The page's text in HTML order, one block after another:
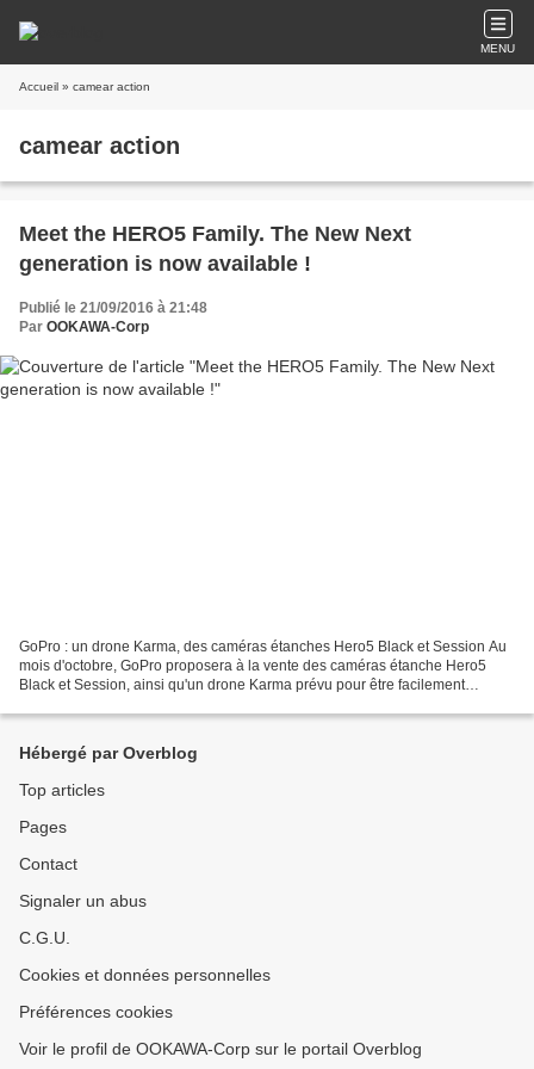
MENU
Accueil » camear action
camear action
Meet the HERO5 Family. The New Next
generation is now available !
Publié le 21/09/2016 à 21:48
Par OOKAWA-Corp
GoPro : un drone Karma, des caméras étanches Hero5 Black et Session Au
mois d'octobre, GoPro proposera à la vente des caméras étanche Hero5
Black et Session, ainsi qu'un drone Karma prévu pour être facilement
Hébergé par Overblog
Top articles
Pages
Contact
Signaler un abus
C.G.U.
Cookies et données personnelles
Préférences cookies
Voir le profil de OOKAWA-Corp sur le portail Overblog